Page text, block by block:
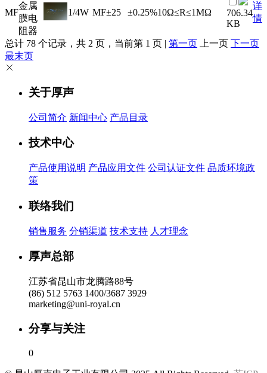
MF
金属
膜电
阻器
1/4W MF±25 ±0.25%10Ω≤R≤1MΩ
706.34
KB
详
情
总计 78 个记录，共 2 页，当前第 1 页 | 第一页 上一页 下一页
最末页
关于厚声
公司简介 新闻中心 产品目录
技术中心
产品使用说明 产品应用文件 公司认证文件 品质环境政
策
联络我们
销售服务 分销渠道 技术支持 人才理念
厚声总部
江苏省昆山市龙腾路88号
(86) 512 5763 1400/3687 3929
marketing@uni-royal.cn
分享与关注
0